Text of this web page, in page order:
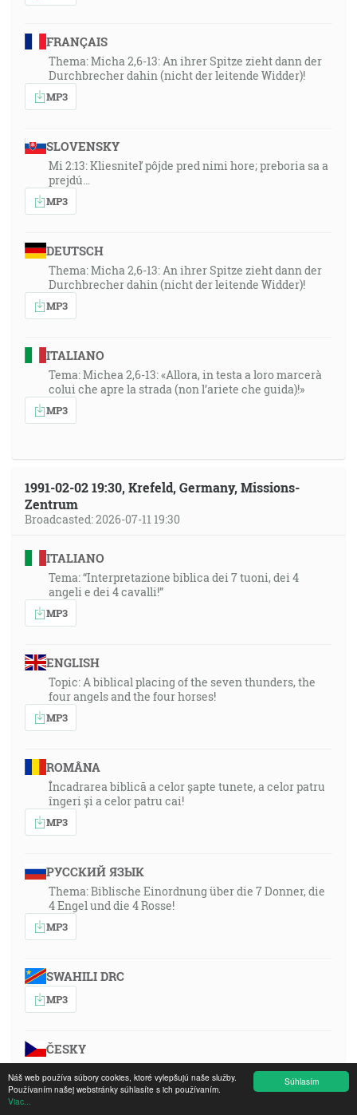
Súhlasím
Náš web používa súbory cookies, ktoré vylepšujú naše služby.
Používaním našej webstránky súhlasíte s ich používaním.
Viac...
FRANÇAIS
Thema: Micha 2,6-13: An ihrer Spitze zieht dann der
Durchbrecher dahin (nicht der leitende Widder)!
MP3
SLOVENSKY
Mi 2:13: Kliesniteľ pôjde pred nimi hore; preboria sa a
prejdú…
MP3
DEUTSCH
Thema: Micha 2,6-13: An ihrer Spitze zieht dann der
Durchbrecher dahin (nicht der leitende Widder)!
MP3
ITALIANO
Tema: Michea 2,6-13: «Allora, in testa a loro marcerà
colui che apre la strada (non l’ariete che guida)!»
MP3
1991-02-02 19:30, Krefeld, Germany, Missions-
Zentrum
Broadcasted: 2026-07-11 19:30
ITALIANO
Tema: “Interpretazione biblica dei 7 tuoni, dei 4
angeli e dei 4 cavalli!”
MP3
ENGLISH
Topic: A biblical placing of the seven thunders, the
four angels and the four horses!
MP3
ROMÂNA
Încadrarea biblică a celor șapte tunete, a celor patru
îngeri și a celor patru cai!
MP3
РУССКИЙ ЯЗЫК
Thema: Biblische Einordnung über die 7 Donner, die
4 Engel und die 4 Rosse!
MP3
SWAHILI DRC
MP3
ČESKY
1991-02-02-1930-czech
MP3